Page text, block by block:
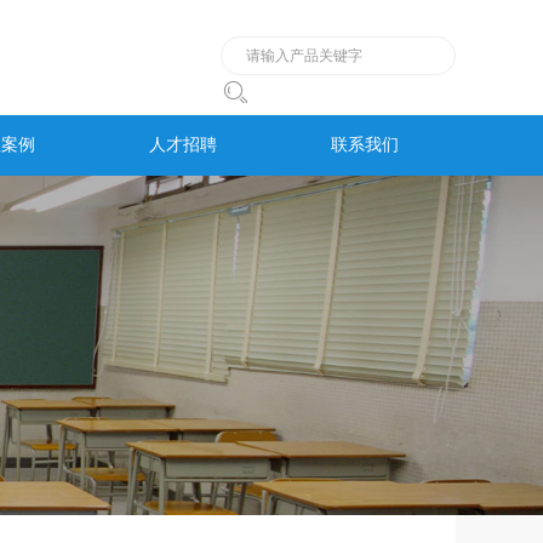

例 人才招聘 联系我们